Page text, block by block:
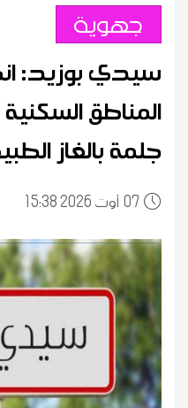
جهوية
سيدي بوزيد:
المناطق
جلمة بالغاز
0715:38 2026 أوت